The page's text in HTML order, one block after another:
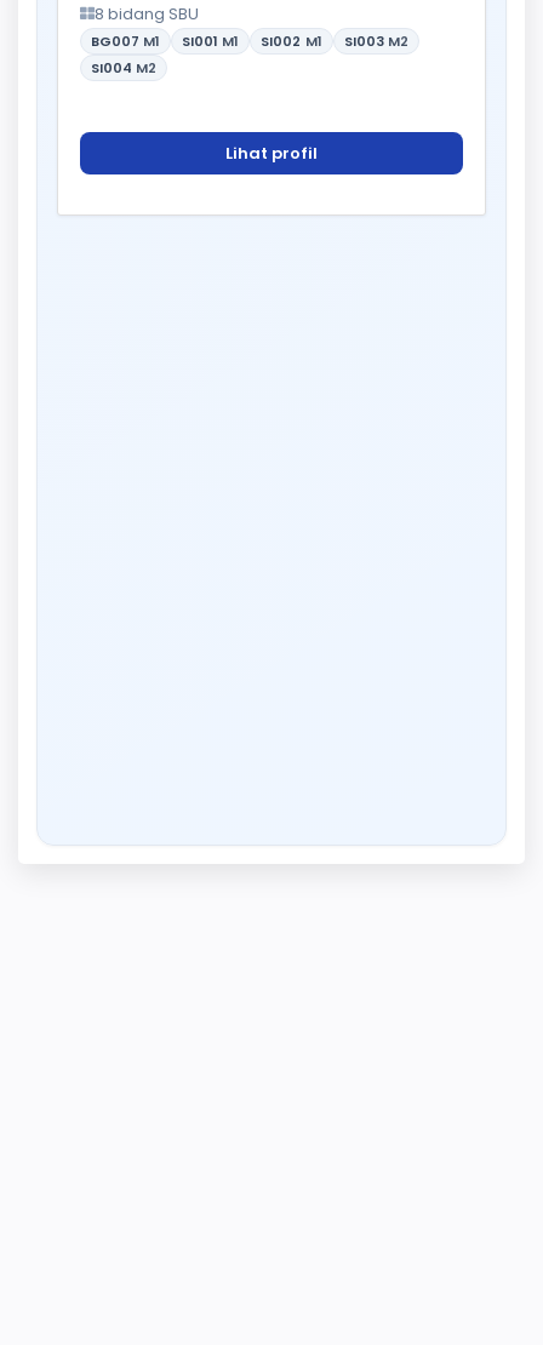
8 bidang SBU
BG007 M1 SI001 M1 SI002 M1 SI003 M2
SI004 M2
Lihat profil